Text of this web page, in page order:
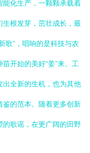
能化生产，一颗颗承载着
根发芽，茁壮成长，最
歌”，唱响的是科技与农
开始的美好“姜”来。工
出全新的生机，也为其他
鉴的范本。随着更多创新
歌谣，在更广阔的田野